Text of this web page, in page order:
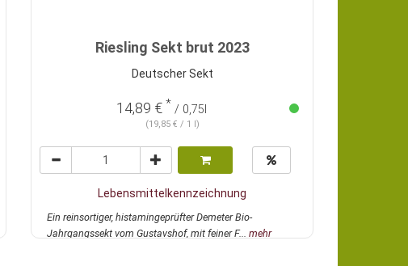
Riesling Sekt brut 2023
Deutscher Sekt
14,89 € * / 0,75l
(19,85 € / 1 l)
Lebensmittelkennzeichnung
Ein reinsortiger, histamingeprüfter Demeter Bio-
Jahrgangssekt vom Gustavshof, mit feiner F... mehr